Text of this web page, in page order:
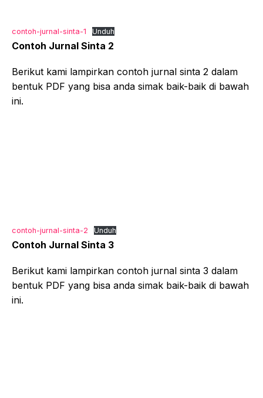
contoh-jurnal-sinta-1 Unduh
Contoh Jurnal Sinta 2
Berikut kami lampirkan contoh jurnal sinta 2 dalam
bentuk PDF yang bisa anda simak baik-baik di bawah
ini.
contoh-jurnal-sinta-2 Unduh
Contoh Jurnal Sinta 3
Berikut kami lampirkan contoh jurnal sinta 3 dalam
bentuk PDF yang bisa anda simak baik-baik di bawah
ini.